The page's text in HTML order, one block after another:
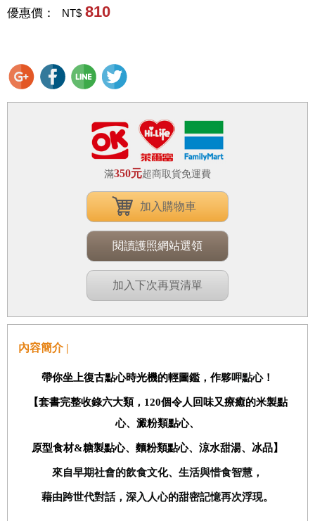
優惠價： NT$ 810
滿350元超商取貨免運費
加入購物車
閱讀護照網站選領
加入下次再買清單
內容簡介 |
帶你坐上復古點心時光機的輕圖鑑，作夥呷點心！
【套書完整收錄六大類， 120個令人回味又療癒的米製點
心、澱粉類點心、
原型食材&糖製點心、麵粉類點心、涼水甜湯、冰品】
來自早期社會的飲食文化、生活與惜食智慧，
藉由跨世代對話，深入人心的甜密記憶再次浮現。